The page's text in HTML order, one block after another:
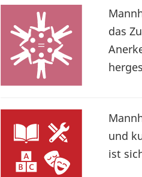
das
und
ist